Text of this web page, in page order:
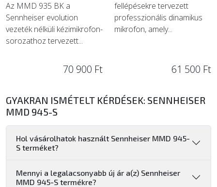
Az MMD 935 BK a
Sennheiser evolution
vezeték nélküli kézimikrofon-
sorozathoz tervezett...
70 900 Ft
fellépésekre tervezett
professzionális dinamikus
mikrofon, amely...
61 500 Ft
GYAKRAN ISMÉTELT KÉRDÉSEK: SENNHEISER
MMD 945-S
Hol vásárolhatok használt Sennheiser MMD 945-
S terméket?
Mennyi a legalacsonyabb új ár a(z) Sennheiser
MMD 945-S termékre?